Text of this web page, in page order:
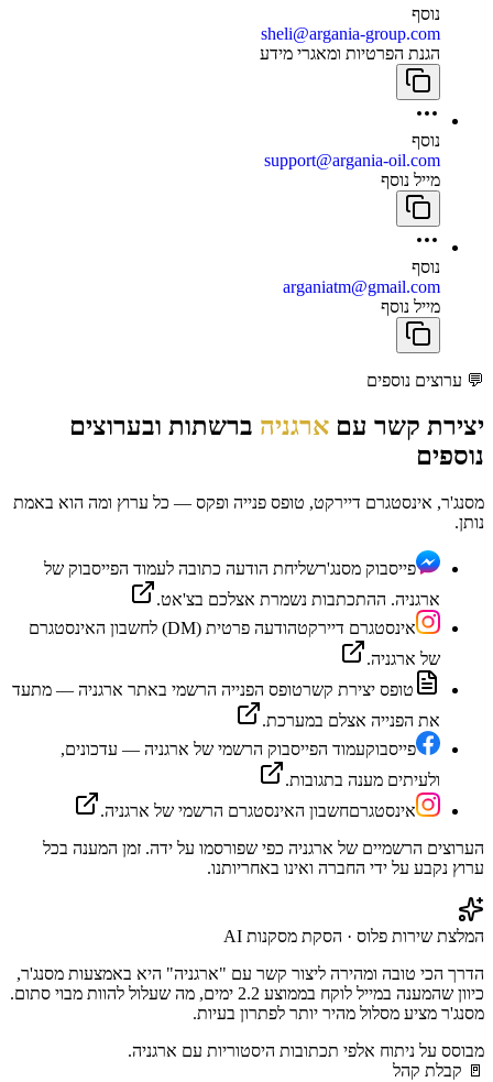
נוסף
sheli@argania-group.com
הגנת הפרטיות ומאגרי מידע
נוסף
support@argania-oil.com
מייל נוסף
נוסף
arganiatm@gmail.com
מייל נוסף
💬 ערוצים נוספים
יצירת קשר עם ארגניה ברשתות ובערוצים
נוספים
מסנג'ר, אינסטגרם דיירקט, טופס פנייה ופקס — כל ערוץ ומה הוא באמת
נותן.
פייסבוק מסנג'רשליחת הודעה כתובה לעמוד הפייסבוק של
ארגניה. ההתכתבות נשמרת אצלכם בצ'אט.
אינסטגרם דיירקט
הודעה פרטית (DM) לחשבון האינסטגרם
של ארגניה.
טופס יצירת קשרטופס הפנייה הרשמי באתר ארגניה — מתעד
את הפנייה אצלם במערכת.
פייסבוקעמוד הפייסבוק הרשמי של ארגניה — עדכונים,
ולעיתים מענה בתגובות.
אינסטגרםחשבון האינסטגרם הרשמי של ארגניה.
הערוצים הרשמיים של ארגניה כפי שפורסמו על ידה. זמן המענה בכל
ערוץ נקבע על ידי החברה ואינו באחריותנו.
המלצת שירות פלוס · הסקת מסקנות AI
הדרך הכי טובה ומהירה ליצור קשר עם "ארגניה" היא באמצעות מסנג'ר,
כיוון שהמענה במייל לוקח בממוצע 2.2 ימים, מה שעלול להוות מבוי סתום.
מסנג'ר מציע מסלול מהיר יותר לפתרון בעיות.
מבוסס על ניתוח אלפי תכתובות היסטוריות עם ארגניה.
🚪 קבלת קהל